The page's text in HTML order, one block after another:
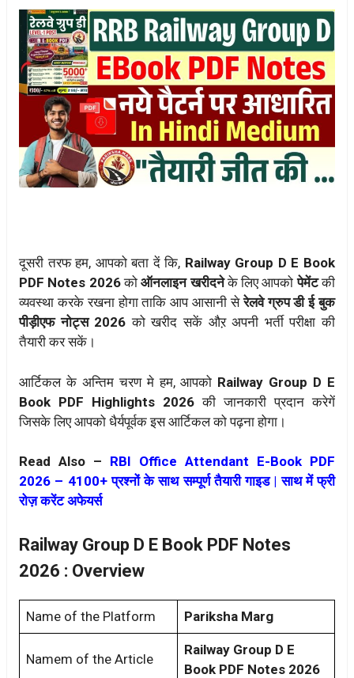
दूसरी तरफ हम, आपको बता दें कि, Railway Group D E Book
PDF Notes 2026को ऑनलाइन खरीदनेके लिए आपकोपेमेंटकी
व्यवस्था करके रखना होगा ताकि आप आसानी सेरेलवे ग्रुप डी ई बुक
पीड़ीएफ नोट्स 2026 को खरीद सकें औऱ अपनी भर्ती परीक्षा की
तैयारी कर सकें।
आर्टिकल के अन्तिम चरण मे हम, आपको Railway Group D E
Book PDF Highlights 2026 की जानकारी प्रदान करेगें
जिसके लिए आपको धैर्यपूर्वक इस आर्टिकल को पढ़ना होगा।
Read Also – RBI Office Attendant E-Book PDF
2026 – 4100+ प्रश्नों के साथ सम्पूर्ण तैयारी गाइड | साथ में फ्री
रोज़ करेंट अफेयर्स
Railway Group D E Book PDF Notes
2026 : Overview
Name of the Platform Pariksha Marg
Namem of the Article
Railway Group D E
Book PDF Notes 2026